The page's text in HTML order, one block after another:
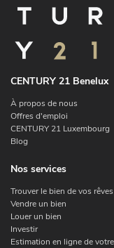
CENTURY 21 Benelux
À propos de nous
Offres d'emploi
CENTURY 21 Luxembourg
Blog
Nos services
Trouver le bien de vos rêves
Vendre un bien
Louer un bien
Investir
Estimation en ligne de